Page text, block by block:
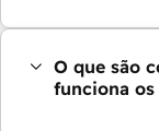
O que são
funciona